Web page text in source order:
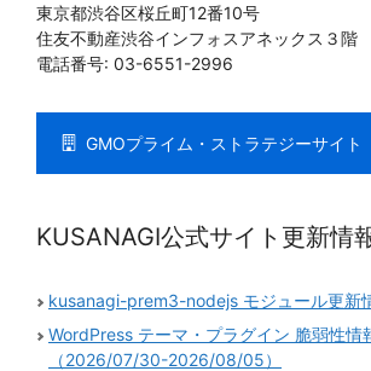
東京都渋谷区桜丘町12番10号
住友不動産渋谷インフォスアネックス３階
電話番号: 03-6551-2996
GMOプライム・ストラテジーサイト
KUSANAGI公式サイト更新情
kusanagi-prem3-nodejs モジュール更新
WordPress テーマ・プラグイン 脆弱性情
（2026/07/30-2026/08/05）